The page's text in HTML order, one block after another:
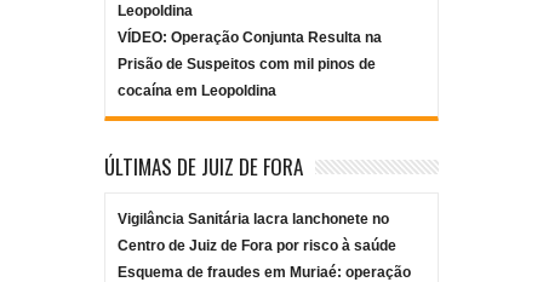
Leopoldina
VÍDEO: Operação Conjunta Resulta na
Prisão de Suspeitos com mil pinos de
cocaína em Leopoldina
ÚLTIMAS DE JUIZ DE FORA
Vigilância Sanitária lacra lanchonete no
Centro de Juiz de Fora por risco à saúde
Esquema de fraudes em Muriaé: operação